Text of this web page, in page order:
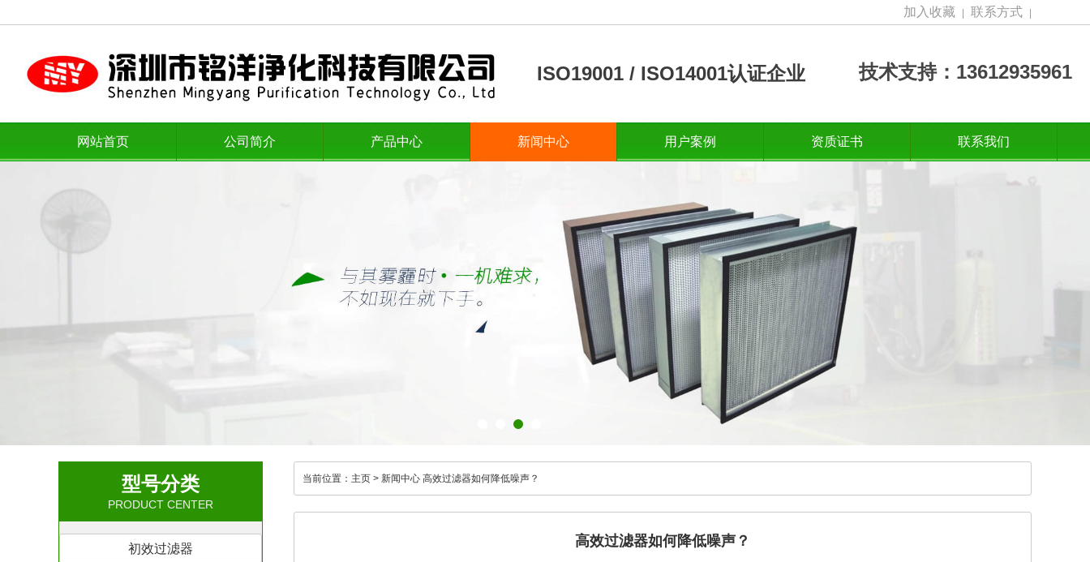
加入收藏 联系方式
ISO19001 / ISO14001认证企业 技术支持：13612935961
网站首页 公司简介 产品中心 新闻中心 用户案例 资质证书 联系我们
型号分类
PRODUCT CENTER
初效过滤器
当前位置： 主页 > 新闻中心 高效过滤器如何降低噪声？
高效过滤器如何降低噪声？